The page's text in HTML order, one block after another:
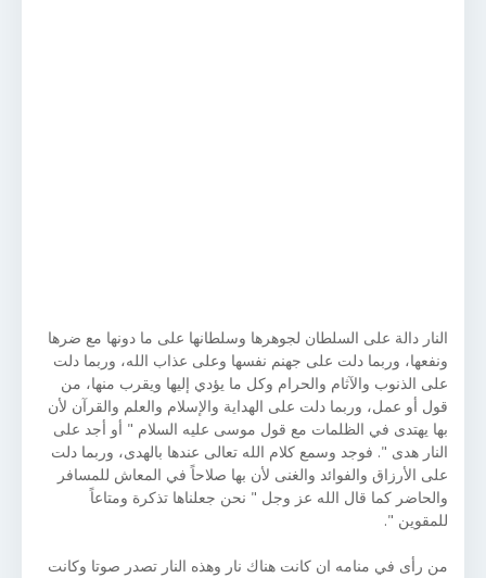
النار دالة على السلطان لجوهرها وسلطانها على ما دونها مع ضرها
ونفعها، وربما دلت على جهنم نفسها وعلى عذاب الله، وربما دلت
على الذنوب والآثام والحرام وكل ما يؤدي إليها ويقرب منها، من
قول أو عمل، وربما دلت على الهداية والإسلام والعلم والقرآن لأن
بها يهتدى في الظلمات مع قول موسى عليه السلام " أو أجد على
النار هدى ". فوجد وسمع كلام الله تعالى عندها بالهدى، وربما دلت
على الأرزاق والفوائد والغنى لأن بها صلاحاً في المعاش للمسافر
والحاضر كما قال الله عز وجل " نحن جعلناها تذكرة ومتاعاً
للمقوين ".
من رأى في منامه ان كانت هناك نار وهذه النار تصدر صوتا وكانت